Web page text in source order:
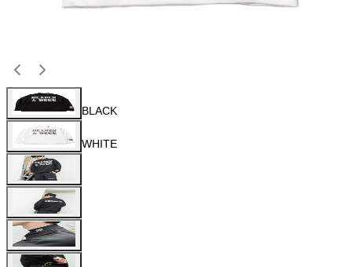
BLACK
WHITE